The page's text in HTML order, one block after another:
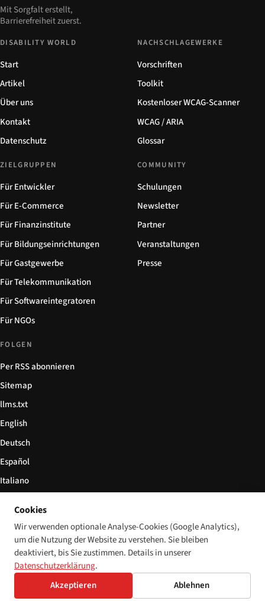
Mit Sorgfalt erstellt,
Barrierefreiheit zuerst.
DISABILITY WORLD
Start
Artikel
Über uns
Kontakt
Datenschutz
NACHSCHLAGEWERKE
Vorschriften
Toolkit
Kostenloser WCAG-Scanner
WCAG / ARIA
Glossar
ZIELGRUPPEN
Für Entwickler
Für E-Commerce
Für Finanzinstitute
Für Bildungseinrichtungen
Für Gastgewerbe
Für Telekommunikation
Für Softwareintegratoren
Für NGOs
COMMUNITY
Schulungen
Newsletter
Partner
Veranstaltungen
Presse
FOLGEN
Per RSS abonnieren
Sitemap
llms.txt
English
Deutsch
Español
Italiano
© 2026 Disability World. Alle Rechte vorbehalten. Cookie-Einstellungen
EnglishDeutschEspañol 简体中文Polski
Cookies
Wir verwenden optionale Analyse-Cookies (Google Analytics),
um die Nutzung der Website zu verstehen. Sie bleiben
deaktiviert, bis Sie zustimmen. Details in unserer
Datenschutzerklärung.
Akzeptieren
Ablehnen